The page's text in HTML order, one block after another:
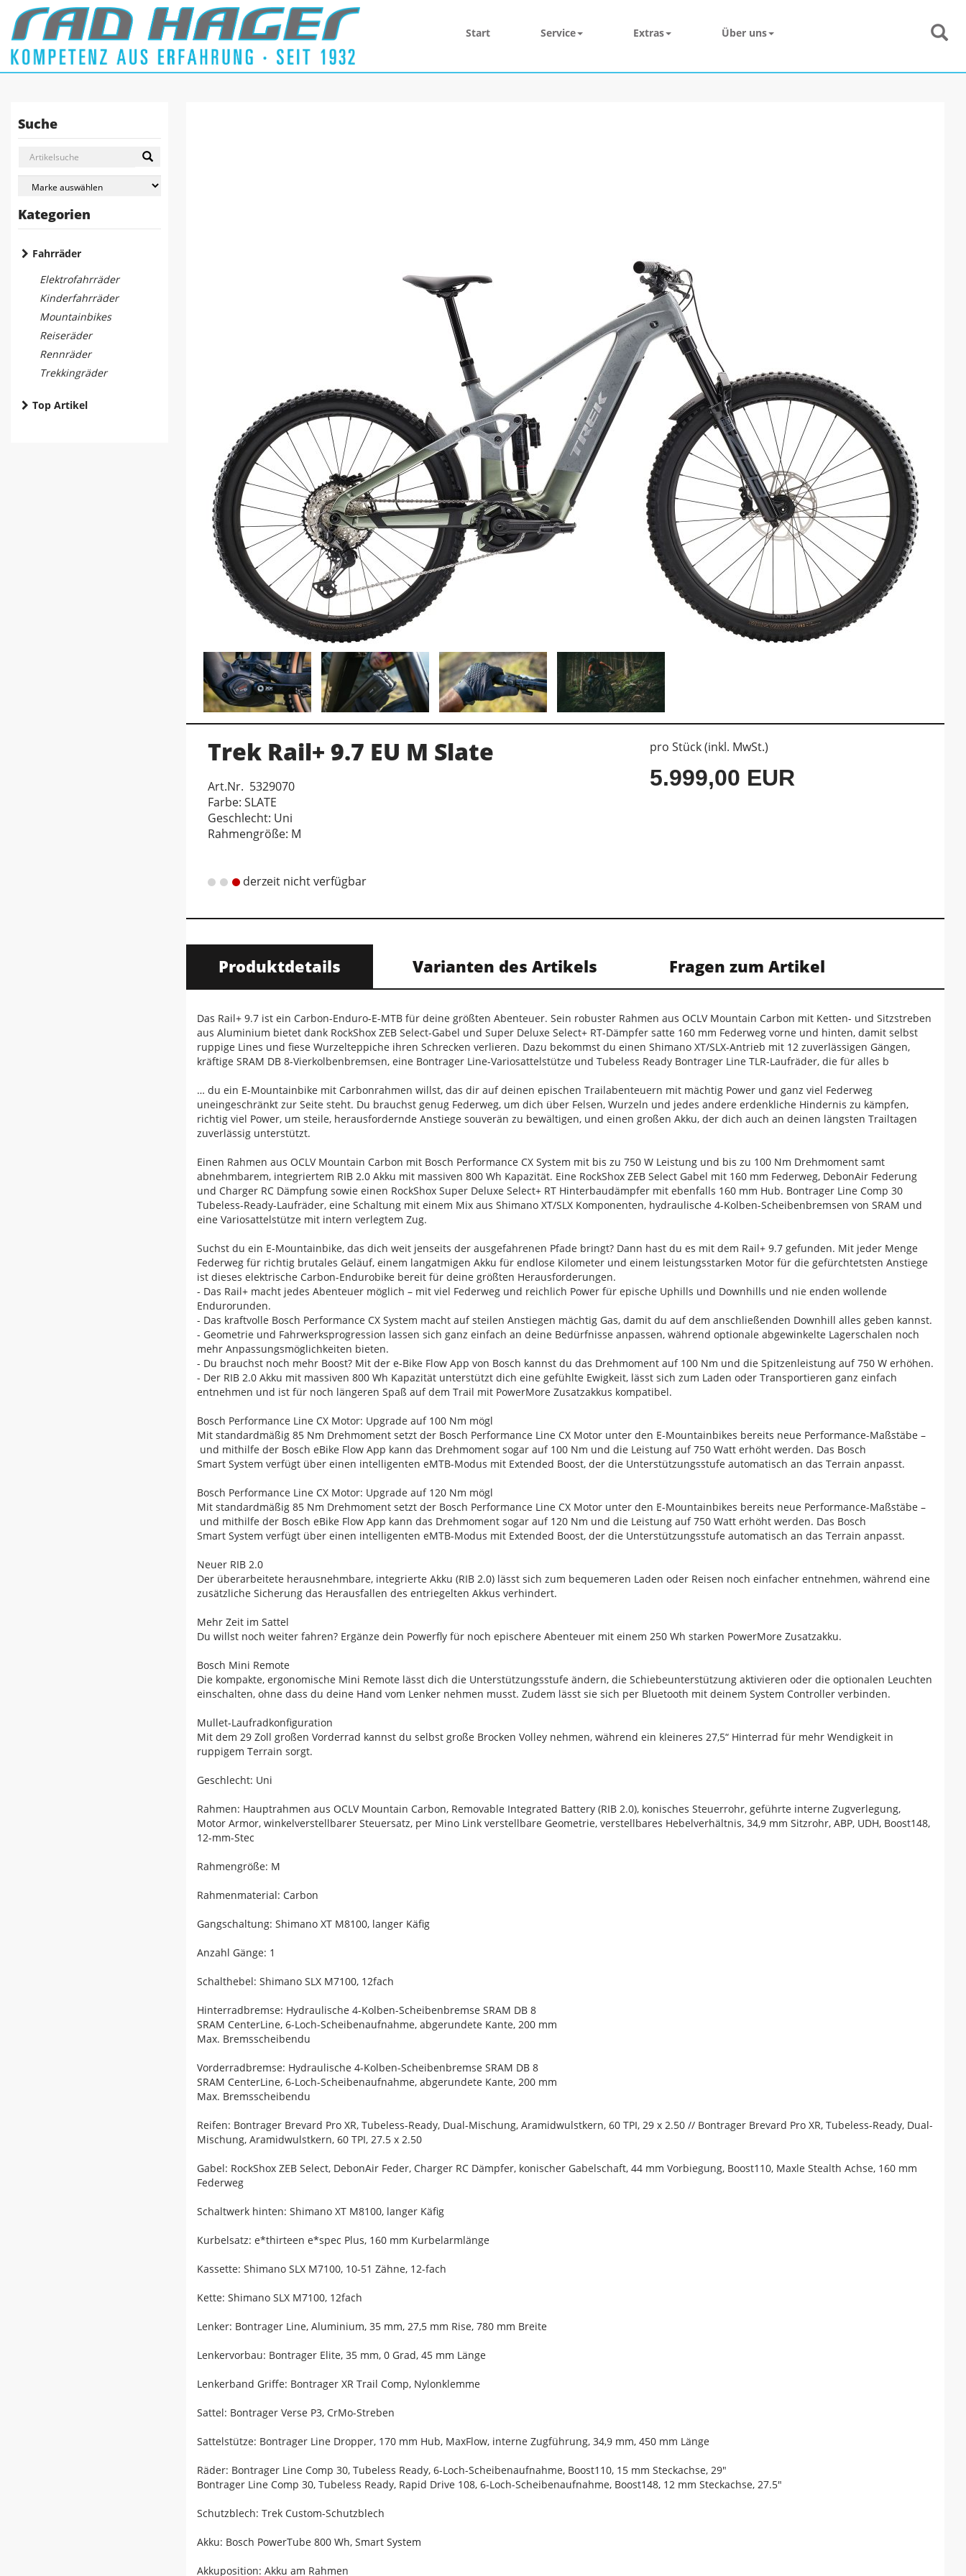
Start Service Extras Über uns
Suche
Kategorien
Fahrräder
Elektrofahrräder
Kinderfahrräder
Mountainbikes
Reiseräder
Rennräder
Trekkingräder
Top Artikel
Trek Rail+ 9.7 EU M Slate
Art.Nr. 5329070
Farbe: SLATE
Geschlecht: Uni
Rahmengröße: M
derzeit nicht verfügbar
pro Stück (inkl. MwSt.)
5.999,00 EUR
Produktdetails Varianten des Artikels Fragen zum Artikel
Das Rail+ 9.7 ist ein Carbon-Enduro-E-MTB für deine größten Abenteuer. Sein robuster Rahmen aus OCLV Mountain Carbon mit Ketten- und Sitzstreben
aus Aluminium bietet dank RockShox ZEB Select-Gabel und Super Deluxe Select+ RT-Dämpfer satte 160 mm Federweg vorne und hinten, damit selbst
ruppige Lines und fiese Wurzelteppiche ihren Schrecken verlieren. Dazu bekommst du einen Shimano XT/SLX-Antrieb mit 12 zuverlässigen Gängen,
kräftige SRAM DB 8-Vierkolbenbremsen, eine Bontrager Line-Variosattelstütze und Tubeless Ready Bontrager Line TLR-Laufräder, die für alles b
… du ein E-Mountainbike mit Carbonrahmen willst, das dir auf deinen epischen Trailabenteuern mit mächtig Power und ganz viel Federweg
uneingeschränkt zur Seite steht. Du brauchst genug Federweg, um dich über Felsen, Wurzeln und jedes andere erdenkliche Hindernis zu kämpfen,
richtig viel Power, um steile, herausfordernde Anstiege souverän zu bewältigen, und einen großen Akku, der dich auch an deinen längsten Trailtagen
zuverlässig unterstützt.
Einen Rahmen aus OCLV Mountain Carbon mit Bosch Performance CX System mit bis zu 750 W Leistung und bis zu 100 Nm Drehmoment samt
abnehmbarem, integriertem RIB 2.0 Akku mit massiven 800 Wh Kapazität. Eine RockShox ZEB Select Gabel mit 160 mm Federweg, DebonAir Federung
und Charger RC Dämpfung sowie einen RockShox Super Deluxe Select+ RT Hinterbaudämpfer mit ebenfalls 160 mm Hub. Bontrager Line Comp 30
Tubeless-Ready-Laufräder, eine Schaltung mit einem Mix aus Shimano XT/SLX Komponenten, hydraulische 4-Kolben-Scheibenbremsen von SRAM und
eine Variosattelstütze mit intern verlegtem Zug.
Suchst du ein E-Mountainbike, das dich weit jenseits der ausgefahrenen Pfade bringt? Dann hast du es mit dem Rail+ 9.7 gefunden. Mit jeder Menge
Federweg für richtig brutales Geläuf, einem langatmigen Akku für endlose Kilometer und einem leistungsstarken Motor für die gefürchtetsten Anstiege
ist dieses elektrische Carbon-Endurobike bereit für deine größten Herausforderungen.
- Das Rail+ macht jedes Abenteuer möglich – mit viel Federweg und reichlich Power für epische Uphills und Downhills und nie enden wollende
Endurorunden.
- Das kraftvolle Bosch Performance CX System macht auf steilen Anstiegen mächtig Gas, damit du auf dem anschließenden Downhill alles geben kannst.
- Geometrie und Fahrwerksprogression lassen sich ganz einfach an deine Bedürfnisse anpassen, während optionale abgewinkelte Lagerschalen noch
mehr Anpassungsmöglichkeiten bieten.
- Du brauchst noch mehr Boost? Mit der e-Bike Flow App von Bosch kannst du das Drehmoment auf 100 Nm und die Spitzenleistung auf 750 W erhöhen.
- Der RIB 2.0 Akku mit massiven 800 Wh Kapazität unterstützt dich eine gefühlte Ewigkeit, lässt sich zum Laden oder Transportieren ganz einfach
entnehmen und ist für noch längeren Spaß auf dem Trail mit PowerMore Zusatzakkus kompatibel.
Bosch Performance Line CX Motor: Upgrade auf 100 Nm mögl
Mit standardmäßig 85 Nm Drehmoment setzt der Bosch Performance Line CX Motor unter den E-Mountainbikes bereits neue Performance-Maßstäbe –
und mithilfe der Bosch eBike Flow App kann das Drehmoment sogar auf 100 Nm und die Leistung auf 750 Watt erhöht werden. Das Bosch
Smart System verfügt über einen intelligenten eMTB-Modus mit Extended Boost, der die Unterstützungsstufe automatisch an das Terrain anpasst.
Bosch Performance Line CX Motor: Upgrade auf 120 Nm mögl
Mit standardmäßig 85 Nm Drehmoment setzt der Bosch Performance Line CX Motor unter den E-Mountainbikes bereits neue Performance-Maßstäbe –
und mithilfe der Bosch eBike Flow App kann das Drehmoment sogar auf 120 Nm und die Leistung auf 750 Watt erhöht werden. Das Bosch
Smart System verfügt über einen intelligenten eMTB-Modus mit Extended Boost, der die Unterstützungsstufe automatisch an das Terrain anpasst.
Neuer RIB 2.0
Der überarbeitete herausnehmbare, integrierte Akku (RIB 2.0) lässt sich zum bequemeren Laden oder Reisen noch einfacher entnehmen, während eine
zusätzliche Sicherung das Herausfallen des entriegelten Akkus verhindert.
Mehr Zeit im Sattel
Du willst noch weiter fahren? Ergänze dein Powerfly für noch epischere Abenteuer mit einem 250 Wh starken PowerMore Zusatzakku.
Bosch Mini Remote
Die kompakte, ergonomische Mini Remote lässt dich die Unterstützungsstufe ändern, die Schiebeunterstützung aktivieren oder die optionalen Leuchten
einschalten, ohne dass du deine Hand vom Lenker nehmen musst. Zudem lässt sie sich per Bluetooth mit deinem System Controller verbinden.
Mullet-Laufradkonfiguration
Mit dem 29 Zoll großen Vorderrad kannst du selbst große Brocken Volley nehmen, während ein kleineres 27,5“ Hinterrad für mehr Wendigkeit in
ruppigem Terrain sorgt.
Geschlecht: Uni
Rahmen: Hauptrahmen aus OCLV Mountain Carbon, Removable Integrated Battery (RIB 2.0), konisches Steuerrohr, geführte interne Zugverlegung,
Motor Armor, winkelverstellbarer Steuersatz, per Mino Link verstellbare Geometrie, verstellbares Hebelverhältnis, 34,9 mm Sitzrohr, ABP, UDH, Boost148,
12-mm-Stec
Rahmengröße: M
Rahmenmaterial: Carbon
Gangschaltung: Shimano XT M8100, langer Käfig
Anzahl Gänge: 1
Schalthebel: Shimano SLX M7100, 12fach
Hinterradbremse: Hydraulische 4-Kolben-Scheibenbremse SRAM DB 8
SRAM CenterLine, 6-Loch-Scheibenaufnahme, abgerundete Kante, 200 mm
Max. Bremsscheibendu
Vorderradbremse: Hydraulische 4-Kolben-Scheibenbremse SRAM DB 8
SRAM CenterLine, 6-Loch-Scheibenaufnahme, abgerundete Kante, 200 mm
Max. Bremsscheibendu
Reifen: Bontrager Brevard Pro XR, Tubeless-Ready, Dual-Mischung, Aramidwulstkern, 60 TPI, 29 x 2.50 // Bontrager Brevard Pro XR, Tubeless-Ready, Dual-
Mischung, Aramidwulstkern, 60 TPI, 27.5 x 2.50
Gabel: RockShox ZEB Select, DebonAir Feder, Charger RC Dämpfer, konischer Gabelschaft, 44 mm Vorbiegung, Boost110, Maxle Stealth Achse, 160 mm
Federweg
Schaltwerk hinten: Shimano XT M8100, langer Käfig
Kurbelsatz: e*thirteen e*spec Plus, 160 mm Kurbelarmlänge
Kassette: Shimano SLX M7100, 10-51 Zähne, 12-fach
Kette: Shimano SLX M7100, 12fach
Lenker: Bontrager Line, Aluminium, 35 mm, 27,5 mm Rise, 780 mm Breite
Lenkervorbau: Bontrager Elite, 35 mm, 0 Grad, 45 mm Länge
Lenkerband Griffe: Bontrager XR Trail Comp, Nylonklemme
Sattel: Bontrager Verse P3, CrMo-Streben
Sattelstütze: Bontrager Line Dropper, 170 mm Hub, MaxFlow, interne Zugführung, 34,9 mm, 450 mm Länge
Räder: Bontrager Line Comp 30, Tubeless Ready, 6-Loch-Scheibenaufnahme, Boost110, 15 mm Steckachse, 29"
Bontrager Line Comp 30, Tubeless Ready, Rapid Drive 108, 6-Loch-Scheibenaufnahme, Boost148, 12 mm Steckachse, 27.5"
Schutzblech: Trek Custom-Schutzblech
Akku: Bosch PowerTube 800 Wh, Smart System
Akkuposition: Akku am Rahmen